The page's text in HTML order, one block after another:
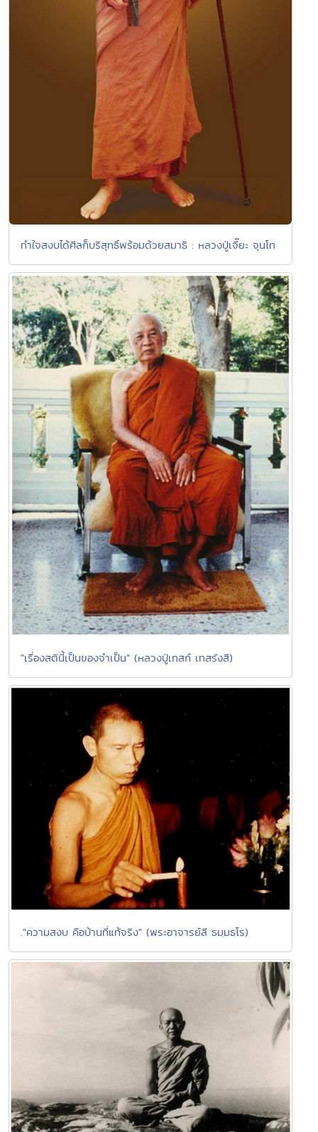
ทำใจสงบได้ศีลก็บริสุทธิ์พร้อมด้วยสมาธิ : หลวงปู่เจี๊ยะ จุนโท
"เรื่องสตินี้เป็นของจำเป็น" (หลวงปู่เทสก์ เทสรังสี)
."ความสงบ คือบ้านที่แท้จริง" (พระอาจารย์ลี ธมฺมธโร)